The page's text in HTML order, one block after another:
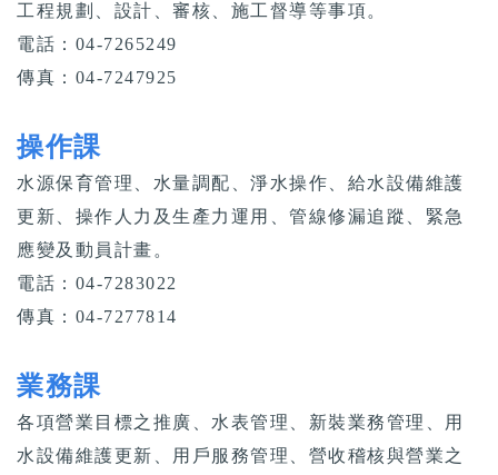
工程規劃、設計、審核、施工督導等事項。
電話：04-7265249
傳真：04-7247925
操作課
水源保育管理、水量調配、淨水操作、給水設備維護
更新、操作人力及生產力運用、管線修漏追蹤、緊急
應變及動員計畫。
電話：04-7283022
傳真：04-7277814
業務課
各項營業目標之推廣、水表管理、新裝業務管理、用
水設備維護更新、用戶服務管理、營收稽核與營業之